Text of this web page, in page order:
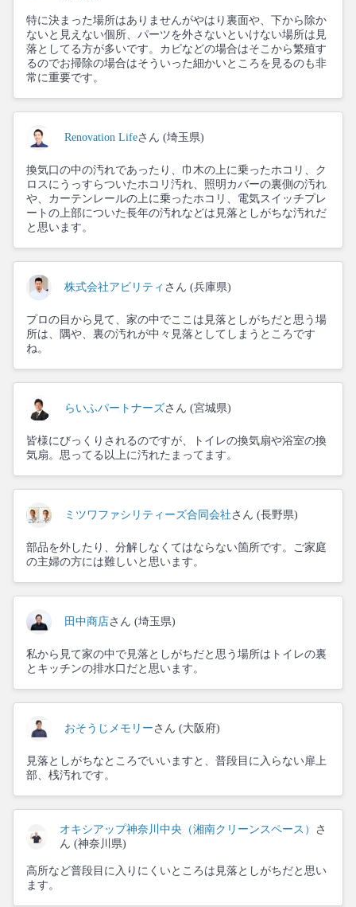
特に決まった場所はありませんがやはり裏面や、下から除か
ないと見えない個所、パーツを外さないといけない場所は見
落としてる方が多いです。カビなどの場合はそこから繁殖す
るのでお掃除の場合はそういった細かいところを見るのも非
常に重要です。
Renovation Lifeさん (埼玉県)
換気口の中の汚れであったり、巾木の上に乗ったホコリ、ク
ロスにうっすらついたホコリ汚れ、照明カバーの裏側の汚れ
や、カーテンレールの上に乗ったホコリ、電気スイッチプレ
ートの上部についた長年の汚れなどは見落としがちな汚れだ
と思います。
株式会社アビリティ さん (兵庫県)
プロの目から見て、家の中でここは見落としがちだと思う場
所は、隅や、裏の汚れが中々見落としてしまうところです
ね。
らいふパートナーズさん (宮城県)
皆様にびっくりされるのですが、トイレの換気扇や浴室の換
気扇。思ってる以上に汚れたまってます。
ミツワファシリティーズ合同会社 さん (長野県)
部品を外したり、分解しなくてはならない箇所です。ご家庭
の主婦の方には難しいと思います。
田中商店さん (埼玉県)
私から見て家の中で見落としがちだと思う場所はトイレの裏
とキッチンの排水口だと思います。
おそうじメモリー さん (大阪府)
見落としがちなところでいいますと、普段目に入らない扉上
部、桟汚れです。
オキシアップ神奈川中央（湘南クリーンスペース）
さ
ん (神奈川県)
高所など普段目に入りにくいところは見落としがちだと思い
ます。